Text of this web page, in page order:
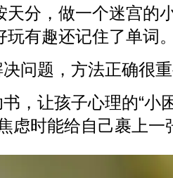
天分，做一个迷宫的
玩有趣还记住了单词
问题，方法正确很
，让孩子心理的“小
虑时能给自己裹上一